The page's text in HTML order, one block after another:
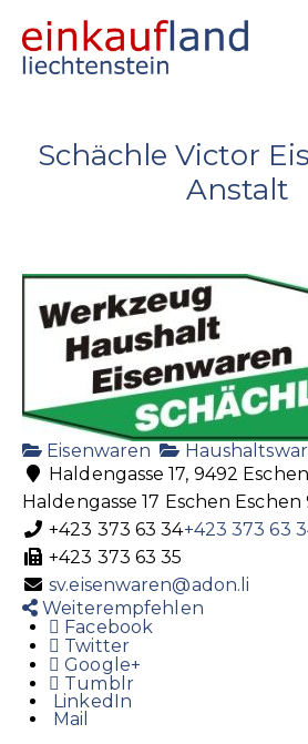
Schächle Victor
Anstalt
Eisenwaren
Haldengasse 17, 9492 Eschen
Haldengasse 17 Eschen Eschen
+423 373 63 34+423 373 63
+423 373 63 35
sv.eisenwaren@adon.li
Weiterempfehlen
Facebook
Twitter
Google+
Tumblr
LinkedIn
Mail